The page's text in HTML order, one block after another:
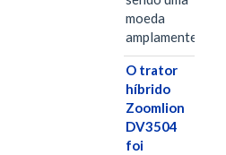
moeda
amplamente…
O trator
híbrido
Zoomlion
DV3504
foi